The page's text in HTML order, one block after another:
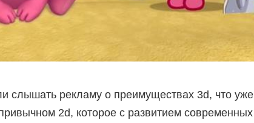
слышать рекламу о преимуществах 3d, что уже
2d, которое с развитием современных